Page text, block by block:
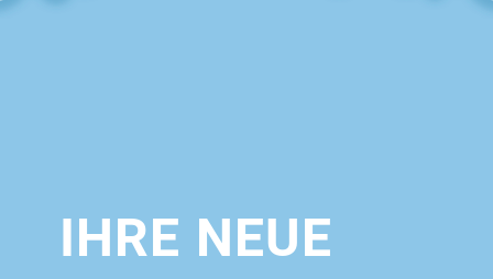
IHRE NEUE